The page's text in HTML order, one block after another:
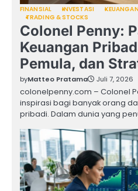
FINANSIAL INVESTASI
TRADING & STOCKS
Colonel Penny:
Keuangan
Pemula, dan
byMatteo Pratama Juli 7, 2026
colonelpenny.com – Colonel
inspirasi bagi banyak orang
pribadi. Dalam dunia yang